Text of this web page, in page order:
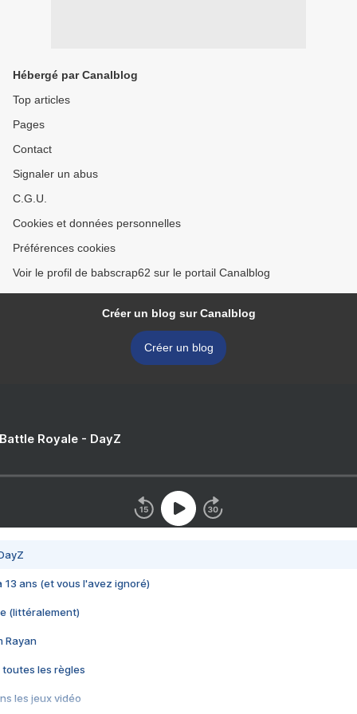
Hébergé par Canalblog
Top articles
Pages
Contact
Signaler un abus
C.G.U.
Cookies et données personnelles
Préférences cookies
Voir le profil de babscrap62 sur le portail Canalblog
Créer un blog sur Canalblog
Créer un blog
Royale - DayZ
13 ans (et vous l'avez ignoré)
(littéralement)
Rayan
toutes les règles
les jeux vidéo